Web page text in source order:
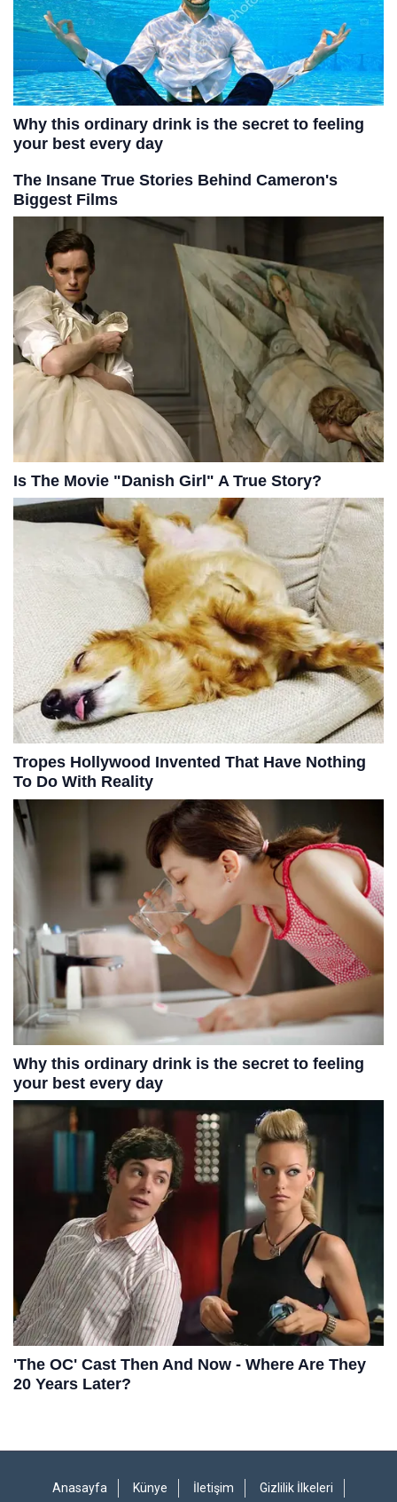
Anasayfa Künye İletişim Gizlilik İlkeleri